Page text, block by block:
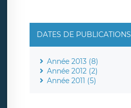
DATES DE PUBLICATIONS
Année 2013 (8)
Année 2012 (2)
Année 2011 (5)